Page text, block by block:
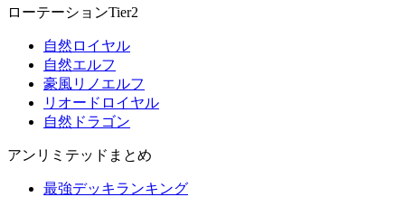
ローテーションTier2
自然ロイヤル
自然エルフ
豪風リノエルフ
リオードロイヤル
自然ドラゴン
アンリミテッドまとめ
最強デッキランキング